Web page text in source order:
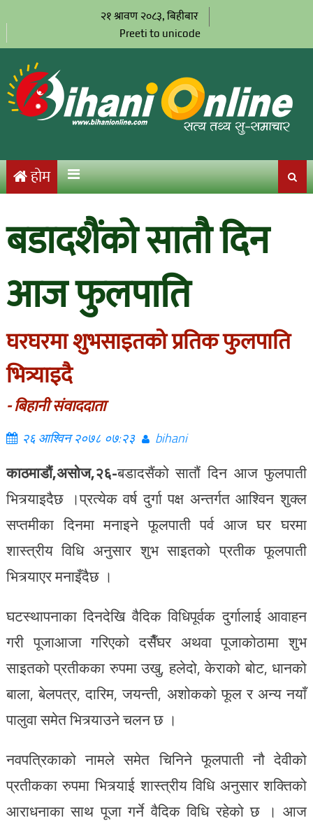
२१ श्रावण २०८३, बिहीबार
Preeti to unicode
होम
बडादशैंको सातौ दिन
आज फुलपाति
घरघरमा शुभसाइतको प्रतिक फुलपाति
भित्र्याइदै
- बिहानी संवाददाता
२६ आश्विन २०७८ ०७:२३ bihani
काठमाडौं,असोज,२६-बडादसैंको सातौं दिन आज फुलपाती
भित्र्याइदैछ ।प्रत्येक वर्ष दुर्गा पक्ष अन्तर्गत आश्विन शुक्ल
सप्तमीका दिनमा मनाइने फूलपाती पर्व आज घर घरमा
शास्त्रीय विधि अनुसार शुभ साइतको प्रतीक फूलपाती
भित्र्याएर मनाइँदैछ ।
घटस्थापनाका दिनदेखि वैदिक विधिपूर्वक दुर्गालाई आवाहन
गरी पूजाआजा गरिएको दसैँघर अथवा पूजाकोठामा शुभ
साइतको प्रतीकका रुपमा उखु, हलेदो, केराको बोट, धानको
बाला, बेलपत्र, दारिम, जयन्ती, अशोकको फूल र अन्य नयाँ
पालुवा समेत भित्र्याउने चलन छ ।
नवपत्रिकाको नामले समेत चिनिने फूलपाती नौ देवीको
प्रतीकका रुपमा भित्र्याई शास्त्रीय विधि अनुसार शक्तिको
आराधनाका साथ पूजा गर्ने वैदिक विधि रहेको छ । आज